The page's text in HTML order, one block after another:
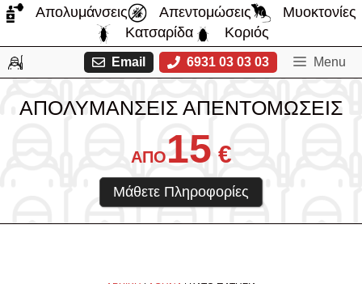
Μετάβαση
περιεχόμενο
Απολυμάνσεις Απεντομώσεις
Μυοκτονίες
Κατσαρίδα
Κοριός
Menu
Email 6931 03 03 03
ΑΠΟΛΥΜΑΝΣΕΙΣ ΑΠΕΝΤΟΜΩΣΕΙΣ
ΑΠΟ15 €
Μάθετε Πληροφορίες